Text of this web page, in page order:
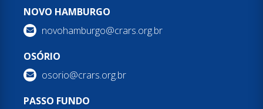
NOVO HAMBURGO
novohamburgo@crars.org.br
OSÓRIO
osorio@crars.org.br
PASSO FUNDO